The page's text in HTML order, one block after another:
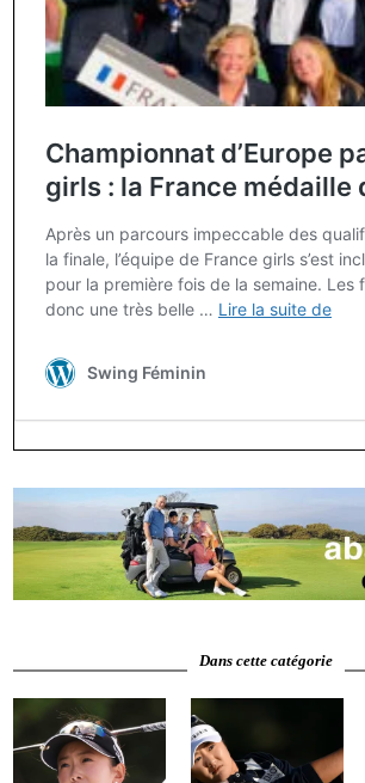
Dans cette catégorie